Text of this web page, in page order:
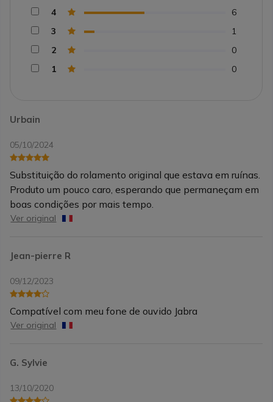
Urbain
05/10/2024
Substituição do rolamento original que estava em ruínas.
Produto um pouco caro, esperando que permaneçam em
boas condições por mais tempo.
Ver original
Jean-pierre R
09/12/2023
Compatível com meu fone de ouvido Jabra
Ver original
G. Sylvie
13/10/2020
4
6
3
1
2
0
1
0